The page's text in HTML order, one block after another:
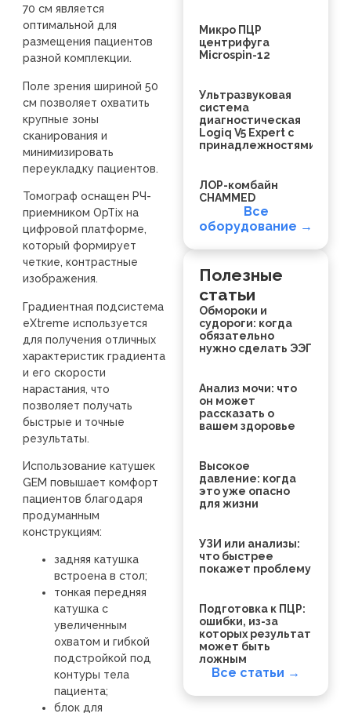
70 см является
оптимальной для
размещения пациентов
разной комплекции.
Поле зрения шириной 50
см позволяет охватить
крупные зоны
сканирования и
минимизировать
переукладку пациентов.
Томограф оснащен РЧ-
приемником OpTix на
цифровой платформе,
который формирует
четкие, контрастные
изображения.
Градиентная подсистема
eXtreme используется
для получения отличных
характеристик градиента
и его скорости
нарастания, что
позволяет получать
быстрые и точные
результаты.
Использование катушек
GEM повышает комфорт
пациентов благодаря
продуманным
конструкциям:
задняя катушка
встроена в стол;
тонкая передняя
катушка с
увеличенным
охватом и гибкой
подстройкой под
контуры тела
пациента;
блок для
Микро ПЦР
центрифуга
Microspin-12
Ультразвуковая
система
диагностическая
Logiq V5 Expert с
принадлежностями
ЛОР-комбайн
CHAMMED
Все
оборудование →
Полезные
статьи
Обмороки и
судороги: когда
обязательно
нужно сделать ЭЭГ
Анализ мочи: что
он может
рассказать о
вашем здоровье
Высокое
давление: когда
это уже опасно
для жизни
УЗИ или анализы:
что быстрее
покажет проблему
Подготовка к ПЦР:
ошибки, из-за
которых результат
может быть
ложным
Все статьи →